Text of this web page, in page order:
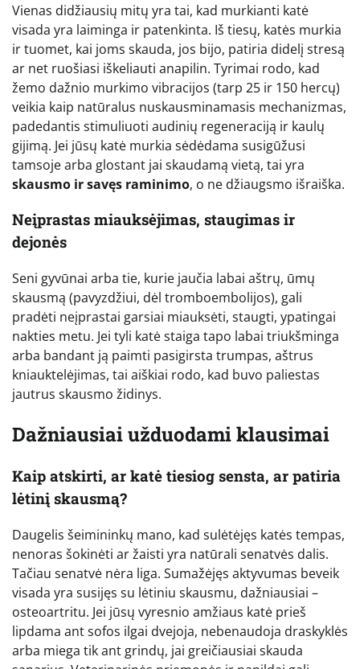
Vienas didžiausių mitų yra tai, kad murkianti katė
visada yra laiminga ir patenkinta. Iš tiesų, katės murkia
ir tuomet, kai joms skauda, jos bijo, patiria didelį stresą
ar net ruošiasi iškeliauti anapilin. Tyrimai rodo, kad
žemo dažnio murkimo vibracijos (tarp 25 ir 150 hercų)
veikia kaip natūralus nuskausminamasis mechanizmas,
padedantis stimuliuoti audinių regeneraciją ir kaulų
gijimą. Jei jūsų katė murkia sėdėdama susigūžusi
tamsoje arba glostant jai skaudamą vietą, tai yra
skausmo ir savęs raminimo, o ne džiaugsmo išraiška.
Neįprastas miauksėjimas, staugimas ir
dejonės
Seni gyvūnai arba tie, kurie jaučia labai aštrų, ūmų
skausmą (pavyzdžiui, dėl tromboembolijos), gali
pradėti neįprastai garsiai miauksėti, staugti, ypatingai
nakties metu. Jei tyli katė staiga tapo labai triukšminga
arba bandant ją paimti pasigirsta trumpas, aštrus
kniauktelėjimas, tai aiškiai rodo, kad buvo paliestas
jautrus skausmo židinys.
Dažniausiai užduodami klausimai
Kaip atskirti, ar katė tiesiog sensta, ar patiria
lėtinį skausmą?
Daugelis šeimininkų mano, kad sulėtėjęs katės tempas,
nenoras šokinėti ar žaisti yra natūrali senatvės dalis.
Tačiau senatvė nėra liga. Sumažėjęs aktyvumas beveik
visada yra susijęs su lėtiniu skausmu, dažniausiai –
osteoartritu. Jei jūsų vyresnio amžiaus katė prieš
lipdama ant sofos ilgai dvejoja, nebenaudoja draskyklės
arba miega tik ant grindų, jai greičiausiai skauda